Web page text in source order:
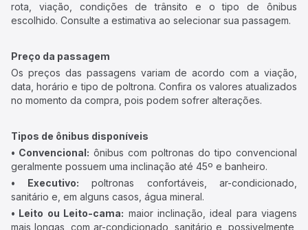
rota, viação, condições de trânsito e o tipo de ônibus
escolhido. Consulte a estimativa ao selecionar sua passagem.
Preço da passagem
Os preços das passagens variam de acordo com a viação,
data, horário e tipo de poltrona. Confira os valores atualizados
no momento da compra, pois podem sofrer alterações.
Tipos de ônibus disponíveis
• Convencional: ônibus com poltronas do tipo convencional
geralmente possuem uma inclinação até 45º e banheiro.
• Executivo: poltronas confortáveis, ar-condicionado,
sanitário e, em alguns casos, água mineral.
• Leito ou Leito-cama: maior inclinação, ideal para viagens
mais longas, com ar-condicionado, sanitário e, possivelmente,